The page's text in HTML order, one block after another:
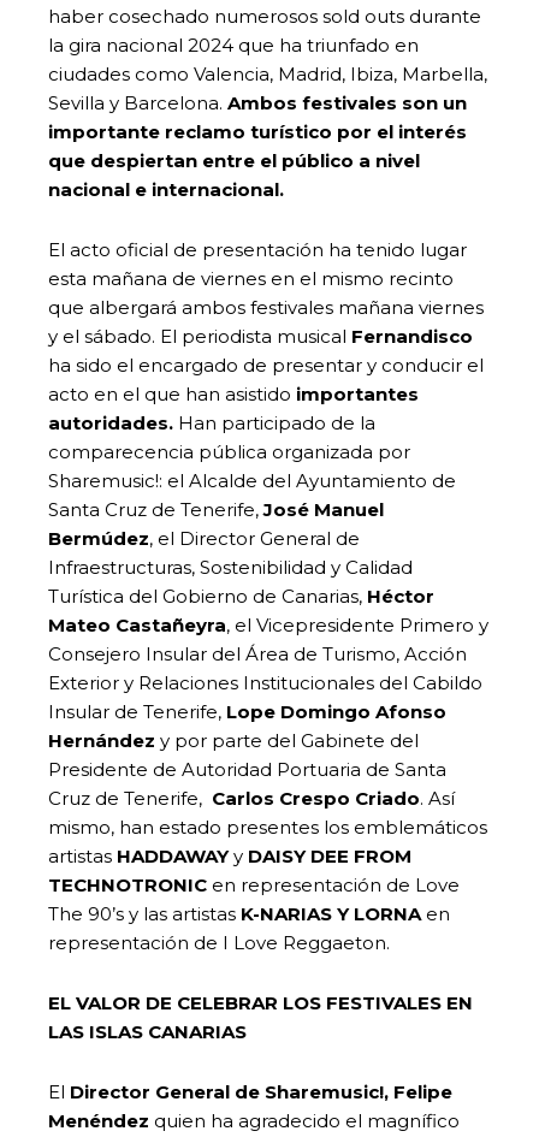
haber cosechado numerosos sold outs durante
la gira nacional 2024 que ha triunfado en
ciudades como Valencia, Madrid, Ibiza, Marbella,
Sevilla y Barcelona. Ambos festivales son un
importante reclamo turístico por el interés
que despiertan entre el público a nivel
nacional e internacional.
El acto oficial de presentación ha tenido lugar
esta mañana de viernes en el mismo recinto
que albergará ambos festivales mañana viernes
y el sábado. El periodista musical Fernandisco
ha sido el encargado de presentar y conducir el
acto en el que han asistido importantes
autoridades. Han participado de la
comparecencia pública organizada por
Sharemusic!: el Alcalde del Ayuntamiento de
Santa Cruz de Tenerife,José Manuel
Bermúdez, el Director General de
Infraestructuras, Sostenibilidad y Calidad
Turística del Gobierno de Canarias, Héctor
Mateo Castañeyra, el Vicepresidente Primero y
Consejero Insular del Área de Turismo, Acción
Exterior y Relaciones Institucionales del Cabildo
Insular de Tenerife, Lope Domingo Afonso
Hernández y por parte del Gabinete del
Presidente de Autoridad Portuaria de Santa
Cruz de Tenerife, Carlos Crespo Criado. Así
mismo, han estado presentes los emblemáticos
artistas HADDAWAYy DAISY DEE FROM
TECHNOTRONIC en representación de Love
The 90’s y las artistas K-NARIAS Y LORNA en
representación de I Love Reggaeton.
EL VALOR DE CELEBRAR LOS FESTIVALES EN
LAS ISLAS CANARIAS
El Director General de Sharemusic!, Felipe
Menéndez quien ha agradecido el magnífico